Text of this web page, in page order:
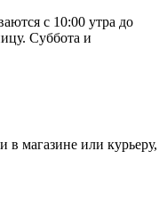
с 10:00 утра до
Суббота и
в магазине или курьеру,